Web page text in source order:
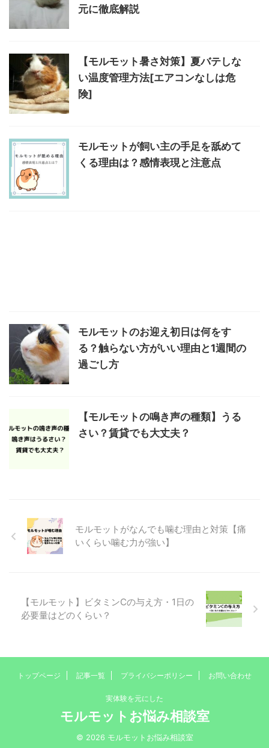
元に徹底解説
【モルモット暑さ対策】夏バテしな
い温度管理方法[エアコンなしは危
険]
モルモットが飼い主の手足を舐めて
くる理由は？感情表現と注意点
モルモットのお迎え初日は何をす
る？触らない方がいい理由と1週間の
過ごし方
【モルモットの鳴き声の種類】うる
さい？賃貸でも大丈夫？
モルモットがなんでも噛む理由と対策【痛
いくらい噛む力が強い】
【モルモット】ビタミンCの与え方・1日の
必要量はどのくらい？
トップページ 記事一覧 プライバシーポリシー お問い合わせ
実体験を元にした
モルモットお悩み相談室
© 2026 モルモットお悩み相談室